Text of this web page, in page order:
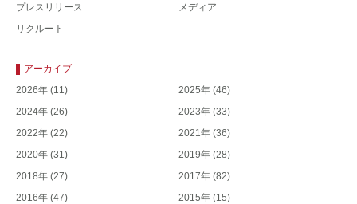
プレスリリース
メディア
リクルート
アーカイブ
2026年 (11) 2025年 (46)
2024年 (26) 2023年 (33)
2022年 (22) 2021年 (36)
2020年 (31) 2019年 (28)
2018年 (27) 2017年 (82)
2016年 (47) 2015年 (15)